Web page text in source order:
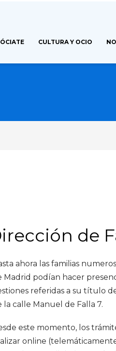
CULTURA Y OCIO
de
ahora las familias
Madrid podían hacer
referidas a su título
la calle Manuel de Falla 7.
este momento, los
online